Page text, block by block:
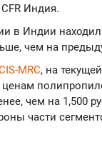
Индия.
в Индии
чем на
MRC, на
чем на 1,500
части